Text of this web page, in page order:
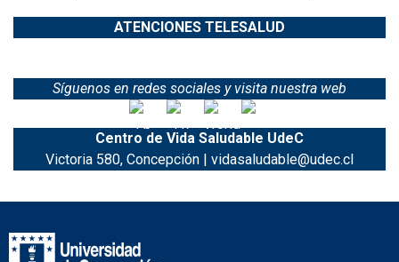
ATENCIONES TELESALUD
Síguenos en redes sociales y visita nuestra web
Centro de Vida Saludable UdeC
Victoria 580, Concepción | vidasaludable@udec.cl